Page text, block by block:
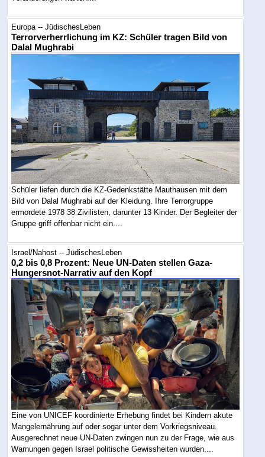
Europa -- JüdischesLeben
Terrorverherrlichung im KZ: Schüler tragen Bild von
Dalal Mughrabi
Schüler liefen durch die KZ-Gedenkstätte Mauthausen mit dem
Bild von Dalal Mughrabi auf der Kleidung. Ihre Terrorgruppe
ermordete 1978 38 Zivilisten, darunter 13 Kinder. Der Begleiter der
Gruppe griff offenbar nicht ein....
Israel/Nahost -- JüdischesLeben
0,2 bis 0,8 Prozent: Neue UN-Daten stellen Gaza-
Hungersnot-Narrativ auf den Kopf
Eine von UNICEF koordinierte Erhebung findet bei Kindern akute
Mangelernährung auf oder sogar unter dem Vorkriegsniveau.
Ausgerechnet neue UN-Daten zwingen nun zu der Frage, wie aus
Warnungen gegen Israel politische Gewissheiten wurden....